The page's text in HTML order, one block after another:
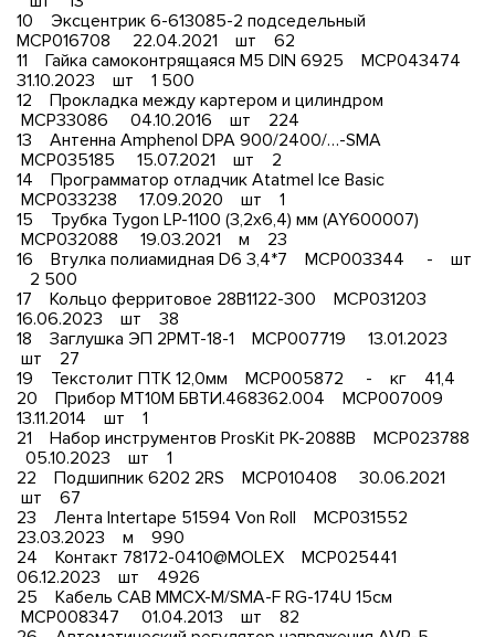
10 Эксцентрик 6-613085-2 подседельный
МСР016708 22.04.2021 шт 62
11 Гайка самоконтрящаяся М5 DIN 6925 МСР043474
31.10.2023 шт 1 500
12 Прокладка между картером и цилиндром
МСР33086 04.10.2016 шт 224
13 Антенна Amphenol DPA 900/2400/…-SMA
МСР035185 15.07.2021 шт 2
14 Программатор отладчик Atatmel Ice Basic
МСР033238 17.09.2020 шт 1
15 Трубка Tygon LP-1100 (3,2х6,4) мм (AY600007)
МСР032088 19.03.2021 м 23
16 Втулка полиамидная D6 3,4*7 МСР003344 - шт
2 500
17 Кольцо ферритовое 28B1122-300 МСР031203
16.06.2023 шт 38
18 Заглушка ЭП 2РМТ-18-1 МСР007719 13.01.2023
шт 27
19 Текстолит ПТК 12,0мм МСР005872 - кг 41,4
20 Прибор МТ10М БВТИ.468362.004 МСР007009
13.11.2014 шт 1
21 Набор инструментов ProsKit PK-2088B МСР023788
05.10.2023 шт 1
22 Подшипник 6202 2RS МСР010408 30.06.2021
шт 67
23 Лента Intertape 51594 Von Roll МСР031552
23.03.2023 м 990
24 Контакт 78172-0410@MOLEX МСР025441
06.12.2023 шт 4926
25 Кабель CAB MMCX-M/SMA-F RG-174U 15см
МСР008347 01.04.2013 шт 82